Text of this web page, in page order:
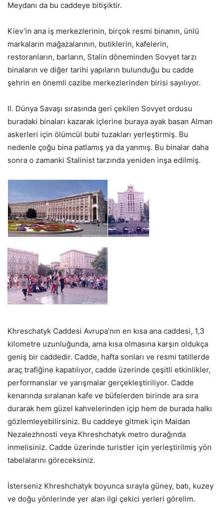
Meydanı da bu caddeye bitişiktir.
Kiev’in ana iş merkezlerinin, birçok resmi binanın, ünlü
markaların mağazalarının, butiklerin, kafelerin,
restoranların, barların, Stalin döneminden Sovyet tarzı
binaların ve diğer tarihi yapıların bulunduğu bu cadde
şehrin en önemli cazibe merkezlerinden birisi sayılıyor.
II. Dünya Savaşı sırasında geri çekilen Sovyet ordusu
buradaki binaları kazarak içlerine buraya ayak basan Alman
askerleri için ölümcül bubi tuzakları yerleştirmiş. Bu
nedenle çoğu bina patlamış ya da yanmış. Bu binalar daha
sonra o zamanki Stalinist tarzında yeniden inşa edilmiş.
Khreschatyk Caddesi Avrupa’nın en kısa ana caddesi, 1,3
kilometre uzunluğunda, ama kısa olmasına karşın oldukça
geniş bir caddedir. Cadde, hafta sonları ve resmi tatillerde
araç trafiğine kapatılıyor, cadde üzerinde çeşitli etkinlikler,
performanslar ve yarışmalar gerçekleştiriliyor. Cadde
kenarında sıralanan kafe ve büfelerden birinde ara sıra
durarak hem güzel kahvelerinden içip hem de burada halkı
gözlemleyebilirsiniz. Bu caddeye gitmek için Maidan
Nezalezhnosti veya Khreshchatyk metro durağında
inmelisiniz. Cadde üzerinde turistler için yerleştirilmiş yön
tabelalarını göreceksiniz.
İsterseniz Khreshchatyk boyunca sırayla güney, batı, kuzey
ve doğu yönlerinde yer alan ilgi çekici yerleri görelim.